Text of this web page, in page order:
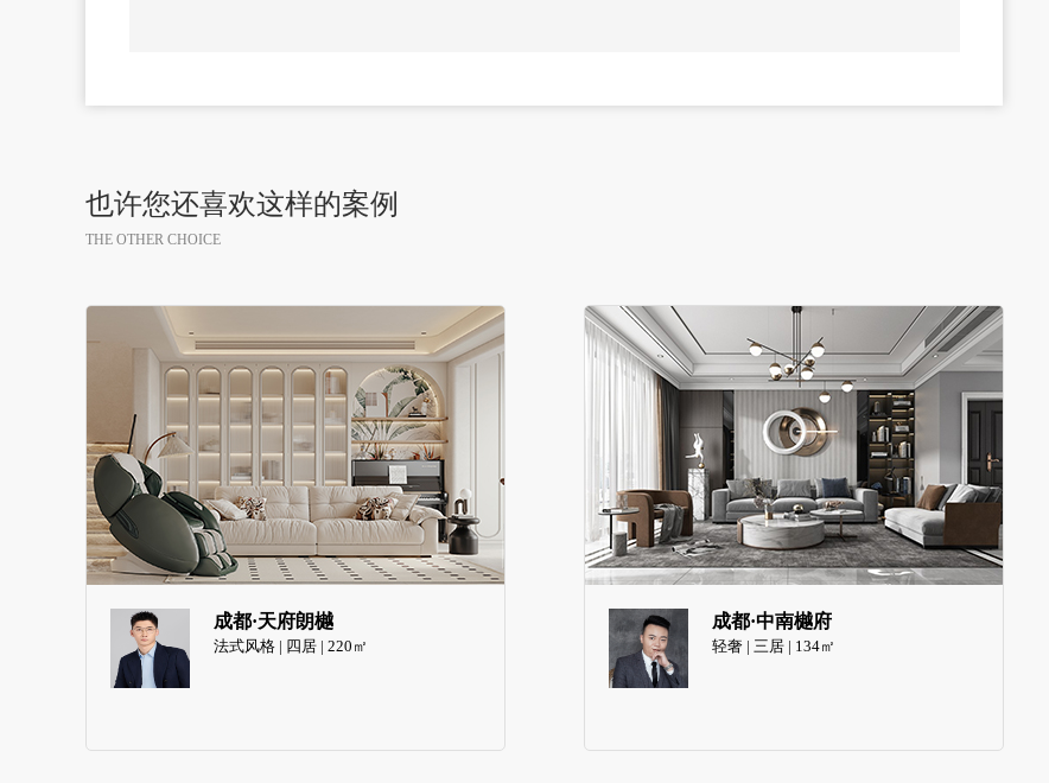
也许您还喜欢这样的案例
THE OTHER CHOICE
成都·天府朗樾
法式风格 | 四居 | 220㎡
成都·中南樾府
轻奢 | 三居 | 134㎡